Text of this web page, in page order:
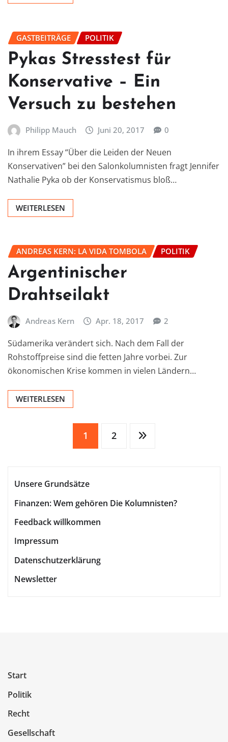
GASTBEITRÄGE POLITIK
Pykas Stresstest für
Konservative – Ein
Versuch zu bestehen
Philipp Mauch Juni 20, 2017 0
In ihrem Essay “Über die Leiden der Neuen
Konservativen” bei den Salonkolumnisten fragt Jennifer
Nathalie Pyka ob der Konservatismus bloß…
WEITERLESEN
ANDREAS KERN: LA VIDA TOMBOLA POLITIK
Argentinischer
Drahtseilakt
Andreas Kern Apr. 18, 2017 2
Südamerika verändert sich. Nach dem Fall der
Rohstoffpreise sind die fetten Jahre vorbei. Zur
ökonomischen Krise kommen in vielen Ländern…
WEITERLESEN
Seitennummerierung
Beiträge
1 2
Unsere Grundsätze
Finanzen: Wem gehören Die Kolumnisten?
Feedback willkommen
Impressum
Datenschutzerklärung
Newsletter
Start
Politik
Recht
Gesellschaft